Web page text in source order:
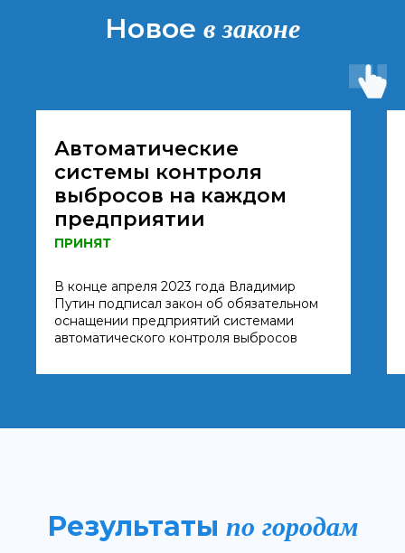
Новое в законе
Автоматические
системы контроля
выбросов на каждом
предприятии
ПРИНЯТ
В конце апреля 2023 года Владимир
Путин подписал закон об обязательном
оснащении предприятий системами
автоматического контроля выбросов
Результаты по городам